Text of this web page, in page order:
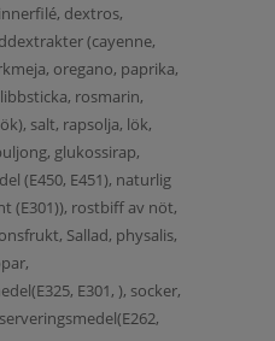
dextros,
(cayenne,
oregano, paprika,
rosmarin,
salt, rapsolja, lök,
glukossirap,
(E450, E451), naturlig
(E301)), rostbiff av nöt,
Sallad, physalis,
E301, ), socker,